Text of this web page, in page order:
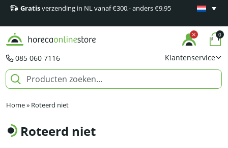
Gratisverzending in NL vanaf €300,- anders €9,95
Minimaal
085 060 7116 Klantenservice
0
Home» Roteerd niet
Roteerd niet